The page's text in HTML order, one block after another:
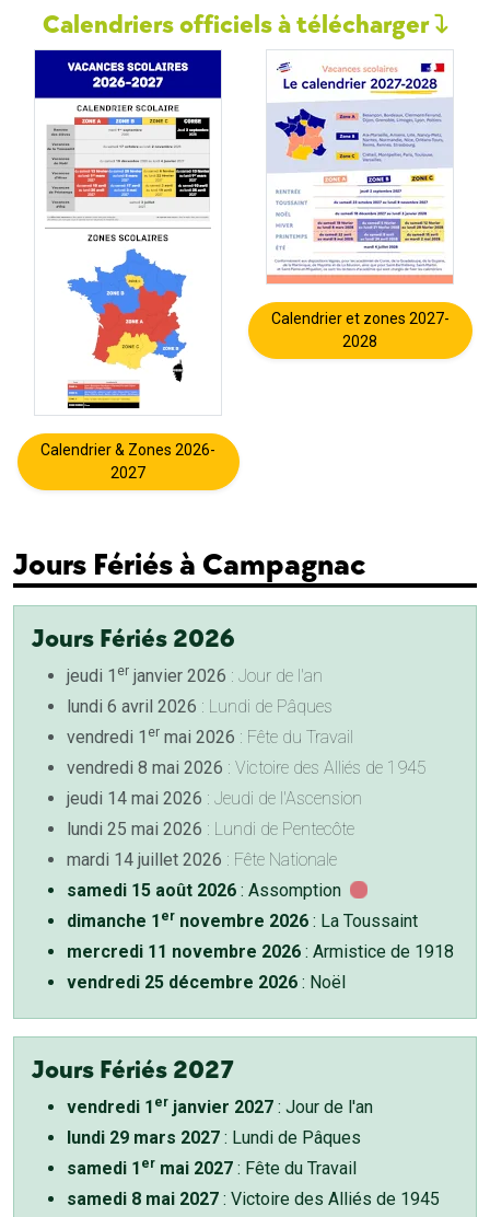
Calendriers officiels à télécharger
Calendrier & Zones 2026-
2027
Calendrier et zones 2027-
2028
Jours Fériés à Campagnac
Jours Fériés 2026
jeudi 1 er janvier 2026 : Jour de l'an
lundi 6 avril 2026 : Lundi de Pâques
vendredi 1 er mai 2026 : Fête du Travail
vendredi 8 mai 2026 : Victoire des Alliés de 1945
jeudi 14 mai 2026 : Jeudi de l'Ascension
lundi 25 mai 2026 : Lundi de Pentecôte
mardi 14 juillet 2026 : Fête Nationale
samedi 15 août 2026 : Assomption
dimanche 1 er novembre 2026 : La Toussaint
mercredi 11 novembre 2026 : Armistice de 1918
vendredi 25 décembre 2026 : Noël
Jours Fériés 2027
vendredi 1 er janvier 2027 : Jour de l'an
lundi 29 mars 2027 : Lundi de Pâques
samedi 1 er mai 2027 : Fête du Travail
samedi 8 mai 2027 : Victoire des Alliés de 1945